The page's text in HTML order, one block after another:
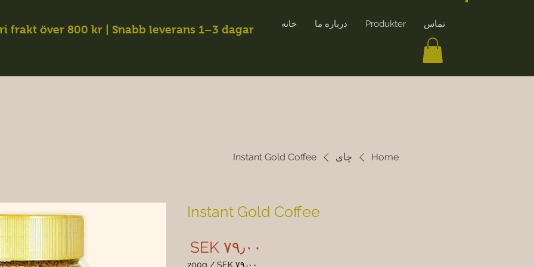
frakt över 800 kr | Snabb leverans 1–3 dagar خانه درباره ما Produkter تماس
Home چای Instant Gold Coffee
Instant Gold Coffee
SEK ۷۹٫۰۰
SEK ۷۹٫۰۰ /
200g